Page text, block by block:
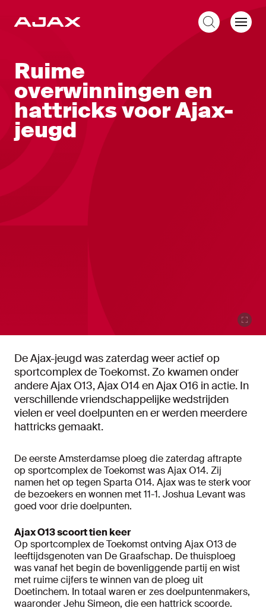
Ruime
overwinningen en
hattricks voor Ajax-
jeugd
De Ajax-jeugd was zaterdag weer actief op
sportcomplex de Toekomst. Zo kwamen onder
andere Ajax O13, Ajax O14 en Ajax O16 in actie. In
verschillende vriendschappelijke wedstrijden
vielen er veel doelpunten en er werden meerdere
hattricks gemaakt.
De eerste Amsterdamse ploeg die zaterdag aftrapte
op sportcomplex de Toekomst was Ajax O14. Zij
namen het op tegen Sparta O14. Ajax was te sterk voor
de bezoekers en wonnen met 11-1. Joshua Levant was
goed voor drie doelpunten.
Ajax O13 scoort tien keer
Op sportcomplex de Toekomst ontving Ajax O13 de
leeftijdsgenoten van De Graafschap. De thuisploeg
was vanaf het begin de bovenliggende partij en wist
met ruime cijfers te winnen van de ploeg uit
Doetinchem. In totaal waren er zes doelpuntenmakers,
waaronder Jehu Simeon, die een hattrick scoorde.